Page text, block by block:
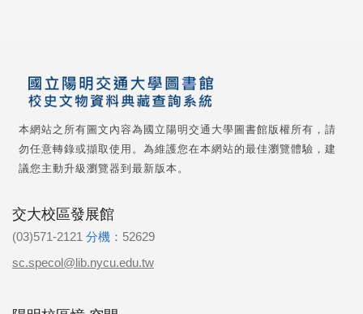
本網站之所有圖文內容為國立陽明交通大學圖書館版權所有，請
勿任意轉錄或擷取使用。為維護您在本網站的最佳瀏覽體驗，建
議您主動升級瀏覽器到最新版本。
交大校區發展館
(03)571-2121 分機： 52629
sc.specol@lib.nycu.edu.tw